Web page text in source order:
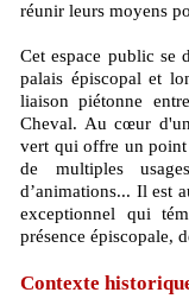
réunir leurs moyens
Cet espace public se
palais épiscopal et
liaison piétonne
Cheval. Au cœur
vert qui offre un point
de multiples
d’animations... Il est
exceptionnel qui
présence épiscopale,
Contexte